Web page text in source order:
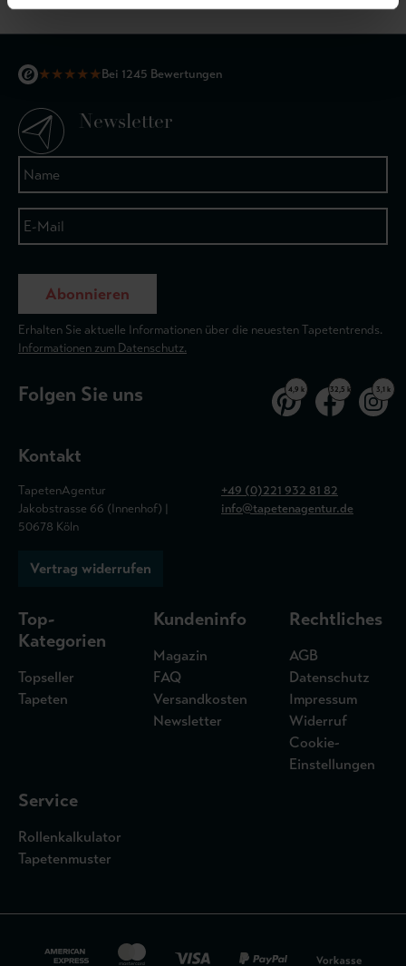
★★★★★Bei 1245 Bewertungen
Newsletter
Abonnieren
Erhalten Sie aktuelle Informationen über die neuesten Tapetentrends.
Informationen zum Datenschutz.
Folgen Sie uns 4,9 k 32,5 k 3,1 k
Kontakt
TapetenAgentur
Jakobstrasse 66 (Innenhof) |
50678 Köln
+49 (0)221 932 81 82
info@tapetenagentur.de
Vertrag widerrufen
Top-
Kategorien
Topseller
Tapeten
Kundeninfo
Magazin
FAQ
Versandkosten
Newsletter
Rechtliches
AGB
Datenschutz
Impressum
Widerruf
Cookie-
Einstellungen
Service
Rollenkalkulator
Tapetenmuster